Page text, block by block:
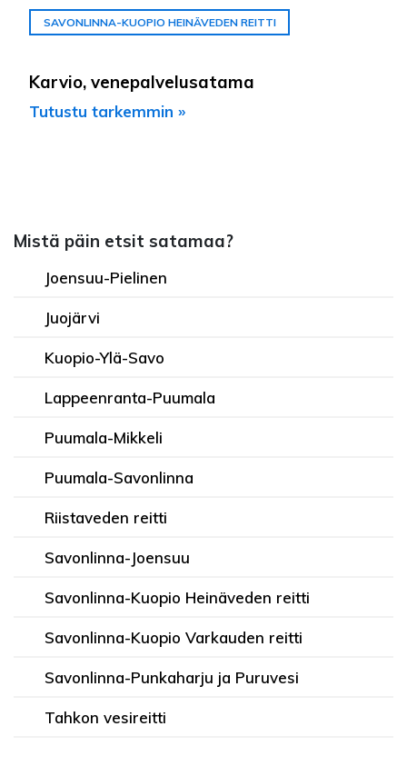
SAVONLINNA-KUOPIO HEINÄVEDEN REITTI
Karvio, venepalvelusatama
Tutustu tarkemmin »
Mistä päin etsit satamaa?
Joensuu-Pielinen
Juojärvi
Kuopio-Ylä-Savo
Lappeenranta-Puumala
Puumala-Mikkeli
Puumala-Savonlinna
Riistaveden reitti
Savonlinna-Joensuu
Savonlinna-Kuopio Heinäveden reitti
Savonlinna-Kuopio Varkauden reitti
Savonlinna-Punkaharju ja Puruvesi
Tahkon vesireitti